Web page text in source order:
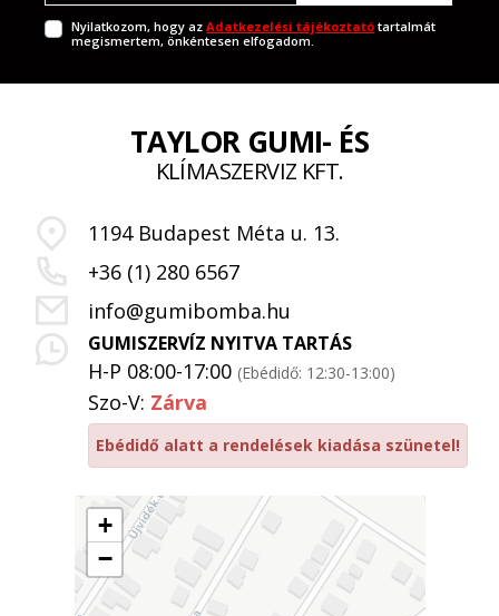
Nyilatkozom, hogy azAdatkezelési tájékoztató tartalmát
megismertem, önkéntesen elfogadom.
+
−
TAYLOR GUMI- ÉS
KLÍMASZERVIZ KFT.
1194 Budapest Méta u. 13.
+36 (1) 280 6567
info@gumibomba.hu
GUMISZERVÍZ NYITVA TARTÁS
H-P 08:00-17:00 (Ebédidő: 12:30-13:00)
Szo-V: Zárva
Ebédidő alatt a rendelések kiadása szünetel!